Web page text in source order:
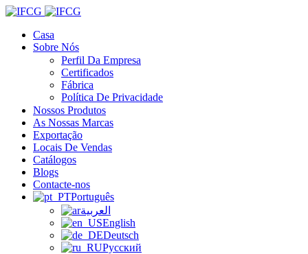
Casa
Sobre Nós
Perfil Da Empresa
Certificados
Fábrica
Política De Privacidade
Nossos Produtos
As Nossas Marcas
Exportação
Locais De Vendas
Catálogos
Blogs
Contacte-nos
Português
العربية
English
Deutsch
Русский